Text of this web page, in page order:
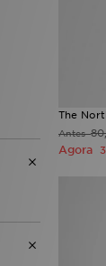
The
Antes
Agora